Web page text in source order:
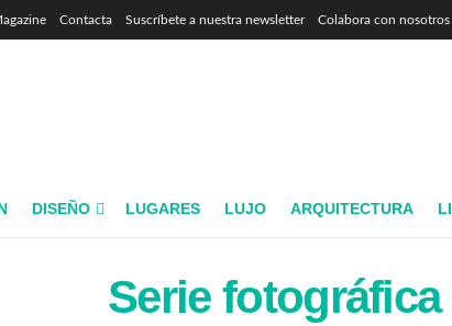
Contacta Suscríbete a nuestra newsletter Colabora con nosotros
DISEÑO LUGARES LUJO ARQUITECTURA
Serie fotográfica